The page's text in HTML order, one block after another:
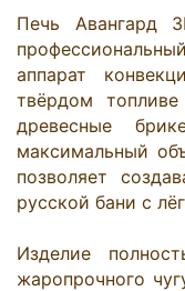
Печь
аппарат
твёрдом
древесные
максимальный
позволяет
русской бани с
Изделие
жаропрочного